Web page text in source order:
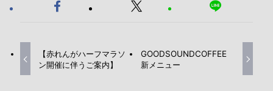
【赤れんがハーフマラソ
ン開催に伴うご案内】
GOODSOUNDCOFFEE
新メニュー